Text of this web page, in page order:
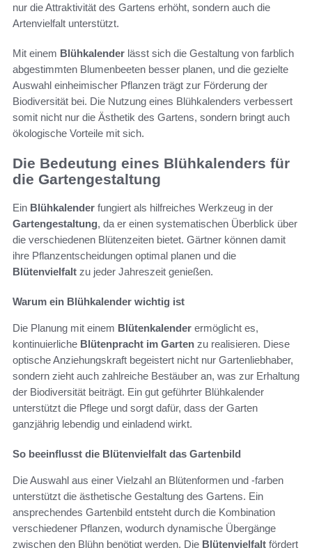
nur die Attraktivität des Gartens erhöht, sondern auch die
Artenvielfalt unterstützt.
Mit einem Blühkalender lässt sich die Gestaltung von farblich
abgestimmten Blumenbeeten besser planen, und die gezielte
Auswahl einheimischer Pflanzen trägt zur Förderung der
Biodiversität bei. Die Nutzung eines Blühkalenders verbessert
somit nicht nur die Ästhetik des Gartens, sondern bringt auch
ökologische Vorteile mit sich.
Die Bedeutung eines Blühkalenders für
die Gartengestaltung
Ein Blühkalender fungiert als hilfreiches Werkzeug in der
Gartengestaltung, da er einen systematischen Überblick über
die verschiedenen Blütenzeiten bietet. Gärtner können damit
ihre Pflanzentscheidungen optimal planen und die
Blütenvielfalt zu jeder Jahreszeit genießen.
Warum ein Blühkalender wichtig ist
Die Planung mit einem Blütenkalender ermöglicht es,
kontinuierliche Blütenpracht im Garten zu realisieren. Diese
optische Anziehungskraft begeistert nicht nur Gartenliebhaber,
sondern zieht auch zahlreiche Bestäuber an, was zur Erhaltung
der Biodiversität beiträgt. Ein gut geführter Blühkalender
unterstützt die Pflege und sorgt dafür, dass der Garten
ganzjährig lebendig und einladend wirkt.
So beeinflusst die Blütenvielfalt das Gartenbild
Die Auswahl aus einer Vielzahl an Blütenformen und -farben
unterstützt die ästhetische Gestaltung des Gartens. Ein
ansprechendes Gartenbild entsteht durch die Kombination
verschiedener Pflanzen, wodurch dynamische Übergänge
zwischen den Blühn benötigt werden. Die Blütenvielfalt fördert